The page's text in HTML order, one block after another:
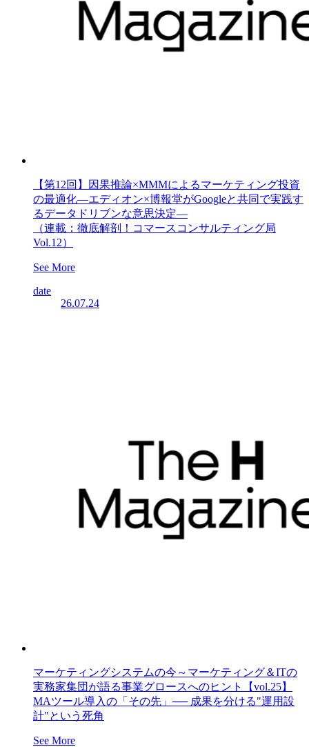
【第12回】因果推論×MMMによるマーケティング投資
の最適化―エディオン×博報堂がGoogleと共同で実践す
るデータドリブンな意思決定―
（連載：徹底解剖！コマースコンサルティング局
Vol.12）
See More
date
26.07.24
マーケティングシステムの今～マーケティング＆ITの
実務家集団が語る事業グロースへのヒント【vol.25】
MAツール導入の「その先」── 成果を分ける"運用設
計"という死角
See More